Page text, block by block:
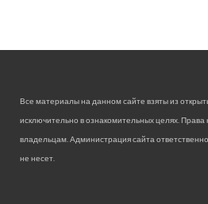
Все материалы на данном сайте взяты из
исключительно в ознакомительных целях.
владельцам. Администрация сайта
не несет.